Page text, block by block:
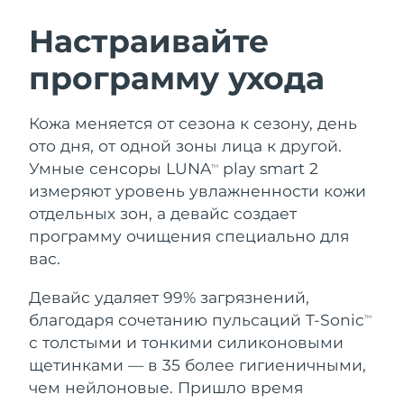
Настраивайте
программу ухода
Кожа меняется от сезона к сезону, день
ото дня, от одной зоны лица к другой.
Умные сенсоры LUNATM
play smart 2
измеряют уровень увлажненности кожи
отдельных зон, а девайс создает
программу очищения специально для
вас.
Девайс удаляет 99% загрязнений,
благодаря сочетанию пульсаций T-SonicTM
с толстыми и тонкими силиконовыми
щетинками — в 35 более гигиеничными,
чем нейлоновые. Пришло время
LUNA™ 4 набор
Anti-aging massage
LUNA™ 4 Plus
LUNA™ 4 Men
For men, anti-aging massage
BEAR™ 2 набор
Microcurrent toning
BEAR™ 2 go
BEAR™ 2 eyes & lips
Microcurrent line smoothing device
Увлажнение
UFO™ 3 набор
UFO™ 3 LED
Near-infrared and red light therapy
device
Забота о полости рта
issa™ 4
issa™ 4 plus
Smart hybrid silicone sonic toothbrush
Омоложение LED-процедуры
NEW
Австралия
Ожидаемая дата доставки
14/08/2026
Ожидаемая дата доставки
11/08/2026
Бахрейн
Ожидаемая дата доставки
12/08/2026
Бельгия
Ожидаемая дата доставки
Бермудские о-ва
Ожидаемая дата доставки
Босния и
Герцеговина
Ожидаемая дата доставки
14/08/2026